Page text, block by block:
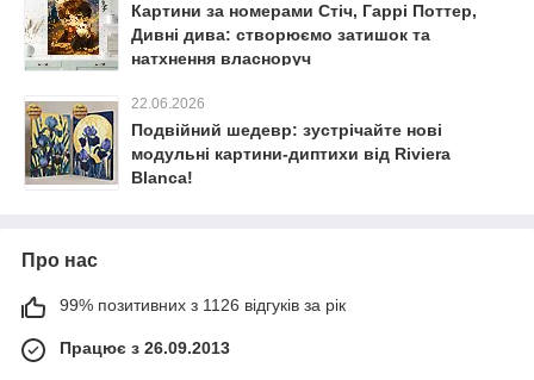
Картини за номерами Стіч, Гаррі Поттер,
Дивні дива: створюємо затишок та
натхнення власноруч
22.06.2026
Подвійний шедевр: зустрічайте нові
модульні картини-диптихи від Riviera
Blanca!
Про нас
99% позитивних з 1126 відгуків за рік
Працює з 26.09.2013